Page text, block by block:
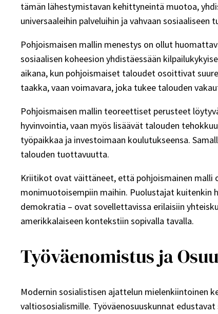
tämän lähestymistavan kehittyneintä muotoa,
universaaleihin palveluihin ja vahvaan
Pohjoismaisen mallin menestys on ollut
sosiaalisen koheesion yhdistäessään
aikana, kun pohjoismaiset taloudet osoittivat
taakka, vaan voimavara, joka tukee talouden
Pohjoismaisen mallin teoreettiset perusteet
hyvinvointia, vaan myös lisäävät talouden
työpaikkaa ja investoimaan koulutukseensa.
talouden tuottavuutta.
Kriitikot ovat väittäneet, että pohjoismainen malli
monimuotoisempiin maihin. Puolustajat kuitenkin
demokratia – ovat sovellettavissa erilaisiin
amerikkalaiseen kontekstiin sopivalla tavalla.
Työväenomistus ja
Modernin sosialistisen ajattelun mielenkiintoinen
valtiososialismille. Työväenosuuskunnat